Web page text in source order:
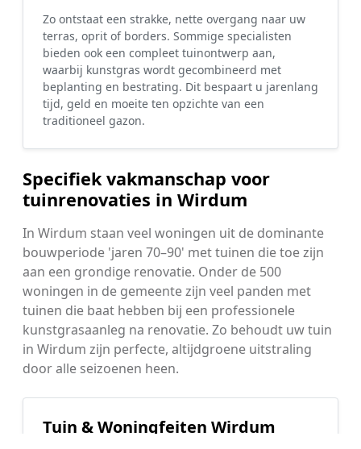
Zo ontstaat een strakke, nette overgang naar uw
terras, oprit of borders. Sommige specialisten
bieden ook een compleet tuinontwerp aan,
waarbij kunstgras wordt gecombineerd met
beplanting en bestrating. Dit bespaart u jarenlang
tijd, geld en moeite ten opzichte van een
traditioneel gazon.
Specifiek vakmanschap voor
tuinrenovaties in Wirdum
In Wirdum staan veel woningen uit de dominante
bouwperiode 'jaren 70–90' met tuinen die toe zijn
aan een grondige renovatie. Onder de 500
woningen in de gemeente zijn veel panden met
tuinen die baat hebben bij een professionele
kunstgrasaanleg na renovatie. Zo behoudt uw tuin
in Wirdum zijn perfecte, altijdgroene uitstraling
door alle seizoenen heen.
Tuin & Woningfeiten Wirdum